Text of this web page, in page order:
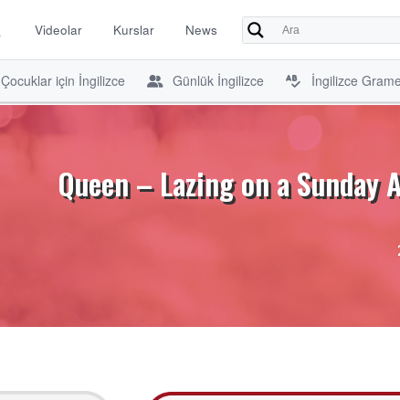
Videolar Kurslar News
Çocuklar için İngilizce Günlük İngilizce İngilizce
Queen – Lazing on a